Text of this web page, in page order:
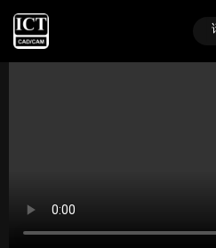
首页